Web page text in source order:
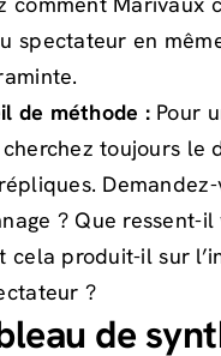
spectateur en
de méthode :Pour
toujours le
? Que ressent-
cela produit-il sur
?
de